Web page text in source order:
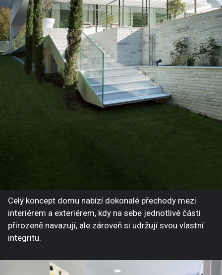
Celý koncept domu nabízí dokonalé přechody mezi
interiérem a exteriérem, kdy na sebe jednotlivé části
přirozeně navazují, ale zároveň si udržují svou vlastní
integritu.